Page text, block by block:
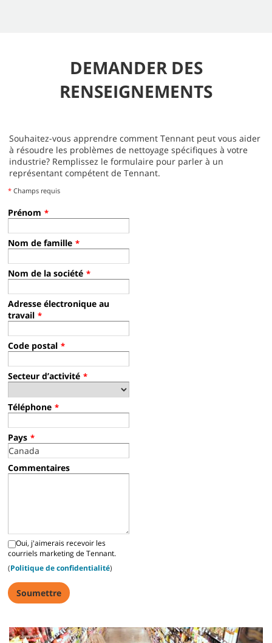
DEMANDER DES
RENSEIGNEMENTS
Souhaitez-vous apprendre comment Tennant peut vous aider
à résoudre les problèmes de nettoyage spécifiques à votre
industrie? Remplissez le formulaire pour parler à un
représentant compétent de Tennant.
* Champs requis
Prénom *
Nom de famille *
Nom de la société *
Adresse électronique au
travail *
Code postal *
Secteur d’activité *
Téléphone *
Pays *
Commentaires
Oui, j'aimerais recevoir les
courriels marketing de Tennant.
(Politique de confidentialité)